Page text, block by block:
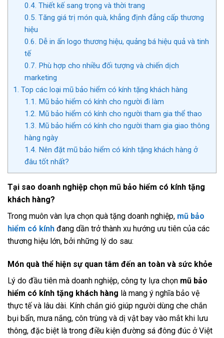
0.4. Thiết kế sang trọng và thời trang
0.5. Tăng giá trị món quà, khẳng định đẳng cấp thương
hiệu
0.6. Dễ in ấn logo thương hiệu, quảng bá hiệu quả và tinh
tế
0.7. Phù hợp cho nhiều đối tượng và chiến dịch
marketing
1. Top các loại mũ bảo hiểm có kính tặng khách hàng
1.1. Mũ bảo hiểm có kính cho người đi làm
1.2. Mũ bảo hiểm có kính cho người tham gia thể thao
1.3. Mũ bảo hiểm có kính cho người tham gia giao thông
hàng ngày
1.4. Nên đặt mũ bảo hiểm có kính tặng khách hàng ở
đâu tốt nhất?
Tại sao doanh nghiệp chọn mũ bảo hiểm có kính tặng
khách hàng?
Trong muôn vàn lựa chọn quà tặng doanh nghiệp, mũ bảo
hiểm có kính đang dần trở thành xu hướng ưu tiên của các
thương hiệu lớn, bởi những lý do sau:
Món quà thể hiện sự quan tâm đến an toàn và sức khỏe
Lý do đầu tiên mà doanh nghiệp, công ty lựa chọn mũ bảo
hiểm có kính tặng khách hàng là mang ý nghĩa bảo vệ
thực tế và lâu dài. Kính chắn gió giúp người dùng che chắn
bụi bẩn, mưa nắng, côn trùng và dị vật bay vào mắt khi lưu
thông, đặc biệt là trong điều kiện đường sá đông đúc ở Việt